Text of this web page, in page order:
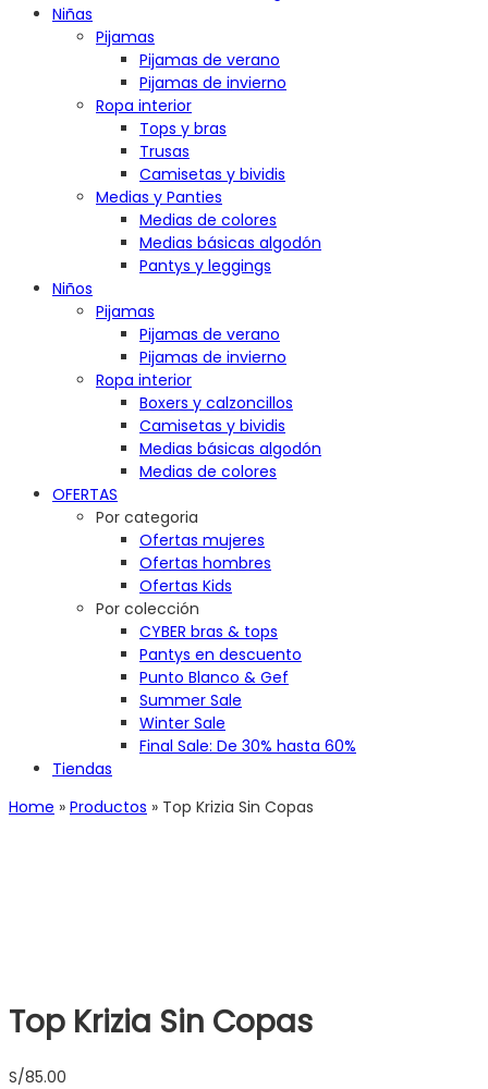
Niñas
Pijamas
Pijamas de verano
Pijamas de invierno
Ropa interior
Tops y bras
Trusas
Camisetas y bividis
Medias y Panties
Medias de colores
Medias básicas algodón
Pantys y leggings
Niños
Pijamas
Pijamas de verano
Pijamas de invierno
Ropa interior
Boxers y calzoncillos
Camisetas y bividis
Medias básicas algodón
Medias de colores
OFERTAS
Por categoria
Ofertas mujeres
Ofertas hombres
Ofertas Kids
Por colección
CYBER bras & tops
Pantys en descuento
Punto Blanco & Gef
Summer Sale
Winter Sale
Final Sale: De 30% hasta 60%
Tiendas
Home » Productos » Top Krizia Sin Copas
Top Krizia Sin Copas
S/85.00